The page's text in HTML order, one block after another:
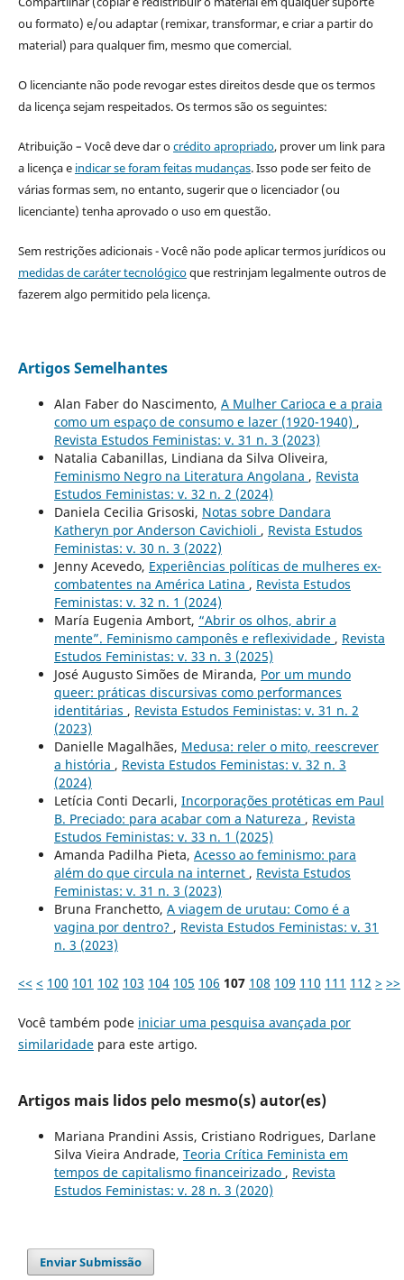
ou formato) e/ou adaptar (remixar, transformar, e criar a partir do
material) para qualquer fim, mesmo que comercial.
O licenciante não pode revogar estes direitos desde que os termos
da licença sejam respeitados. Os termos são os seguintes:
Atribuição – Você deve dar ocrédito apropriado, prover um link para
a licença e indicar se foram feitas mudanças. Isso pode ser feito de
várias formas sem, no entanto, sugerir que o licenciador (ou
licenciante) tenha aprovado o uso em questão.
Sem restrições adicionais - Você não pode aplicar termos jurídicos ou
medidas de caráter tecnológicoque restrinjam legalmente outros de
fazerem algo permitido pela licença.
Artigos Semelhantes
Alan Faber do Nascimento, A Mulher Carioca e a praia
como um espaço de consumo e lazer (1920-1940) ,
Revista Estudos Feministas: v. 31 n. 3 (2023)
Natalia Cabanillas, Lindiana da Silva Oliveira,
Feminismo Negro na Literatura Angolana , Revista
Estudos Feministas: v. 32 n. 2 (2024)
Daniela Cecilia Grisoski, Notas sobre Dandara
Katheryn por Anderson Cavichioli , Revista Estudos
Feministas: v. 30 n. 3 (2022)
Jenny Acevedo, Experiências políticas de mulheres ex-
combatentes na América Latina , Revista Estudos
Feministas: v. 32 n. 1 (2024)
María Eugenia Ambort, “Abrir os olhos, abrir a
mente”. Feminismo camponês e reflexividade , Revista
Estudos Feministas: v. 33 n. 3 (2025)
José Augusto Simões de Miranda, Por um mundo
queer: práticas discursivas como performances
identitárias , Revista Estudos Feministas: v. 31 n. 2
(2023)
Danielle Magalhães, Medusa: reler o mito, reescrever
a história , Revista Estudos Feministas: v. 32 n. 3
(2024)
Letícia Conti Decarli, Incorporações protéticas em Paul
B. Preciado: para acabar com a Natureza , Revista
Estudos Feministas: v. 33 n. 1 (2025)
Amanda Padilha Pieta, Acesso ao feminismo: para
além do que circula na internet , Revista Estudos
Feministas: v. 31 n. 3 (2023)
Bruna Franchetto, A viagem de urutau: Como é a
vagina por dentro? , Revista Estudos Feministas: v. 31
n. 3 (2023)
<< < 100 101 102 103 104 105 106 107 108 109 110 111 112 > >>
Você também pode iniciar uma pesquisa avançada por
similaridadepara este artigo.
Artigos mais lidos pelo mesmo(s) autor(es)
Mariana Prandini Assis, Cristiano Rodrigues, Darlane
Silva Vieira Andrade, Teoria Crítica Feminista em
tempos de capitalismo financeirizado , Revista
Estudos Feministas: v. 28 n. 3 (2020)
Enviar Submissão